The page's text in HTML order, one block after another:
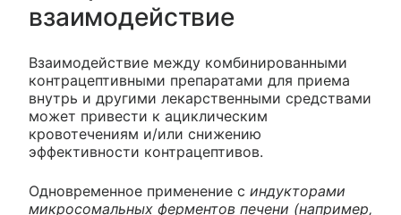
взаимодействие
Взаимодействие между комбинированными
контрацептивными препаратами для приема
внутрь и другими лекарственными средствами
может привести к ациклическим
кровотечениям и/или снижению
эффективности контрацептивов.
Одновременное применение с индукторами
микросомальных ферментов печени (например,